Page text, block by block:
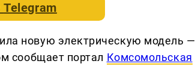
Telegram
новую электрическую модель —
сообщает портал Комсомольская